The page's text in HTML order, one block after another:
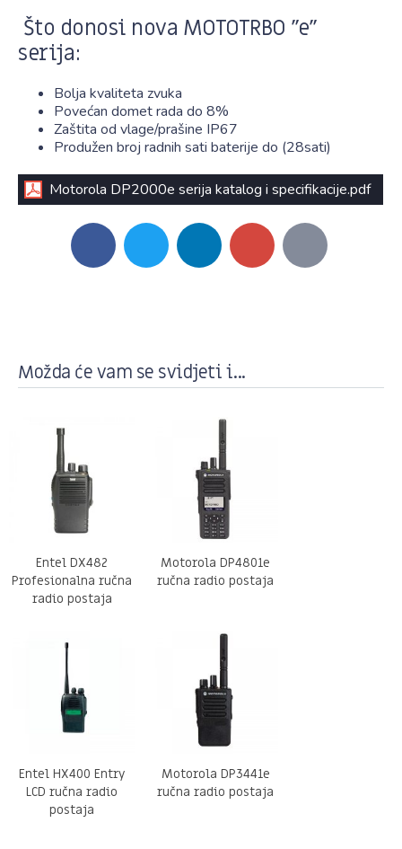
Što donosi nova MOTOTRBO "e"
serija:
Bolja kvaliteta zvuka
Povećan domet rada do 8%
Zaštita od vlage/prašine IP67
Produžen broj radnih sati baterije do (28sati)
Motorola DP2000e serija katalog i specifikacije.pdf
Možda će vam se svidjeti i...
Entel DX482
Profesionalna ručna
radio postaja
Motorola DP4801e
ručna radio postaja
Entel HX400 Entry
LCD ručna radio
postaja
Motorola DP3441e
ručna radio postaja